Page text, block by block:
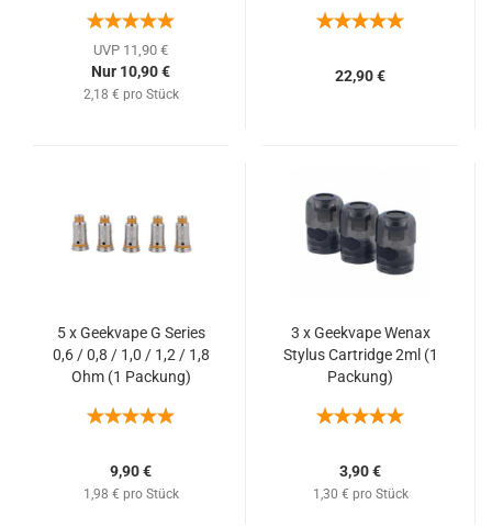
UVP 11,90 €
Nur 10,90 €
2,18 € pro Stück
22,90 €
5 x Geekvape G Series
0,6 / 0,8 / 1,0 / 1,2 / 1,8
Ohm (1 Packung)
9,90 €
1,98 € pro Stück
3 x Geekvape Wenax
Stylus Cartridge 2ml (1
Packung)
3,90 €
1,30 € pro Stück